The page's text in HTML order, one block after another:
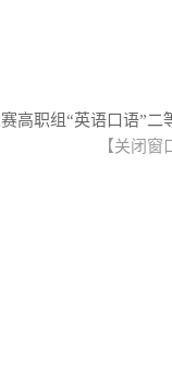
高职组“英语口语”二
【关闭窗